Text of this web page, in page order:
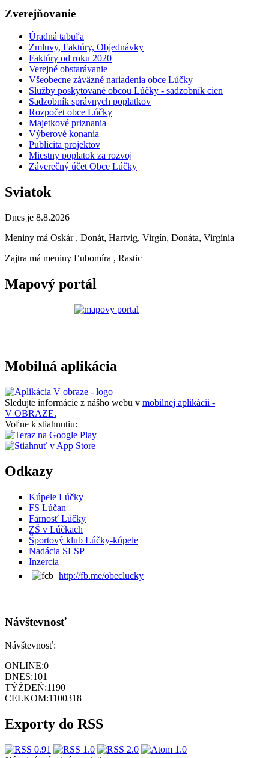
Zverejňovanie
Úradná tabuľa
Zmluvy, Faktúry, Objednávky
Faktúry od roku 2020
Verejné obstarávanie
Všeobecne záväzné nariadenia obce Lúčky
Služby poskytované obcou Lúčky - sadzobník cien
Sadzobník správnych poplatkov
Rozpočet obce Lúčky
Majetkové priznania
Výberové konania
Publicita projektov
Miestny poplatok za rozvoj
Záverečný účet Obce Lúčky
Sviatok
Dnes je 8.8.2026
Meniny má Oskár , Donát, Hartvig, Virgín, Donáta, Virgínia
Zajtra má meniny Ľubomíra , Rastic
Mapový portál
Mobilná aplikácia
Sledujte informácie z nášho webu v mobilnej aplikácii -
V OBRAZE.
Voľne k stiahnutiu:
Odkazy
Kúpele Lúčky
FS Lúčan
Farnosť Lúčky
ZŠ v Lúčkach
Športový klub Lúčky-kúpele
Nadácia SLSP
Inzercia
http://fb.me/obeclucky
Návštevnosť
Návštevnosť:
ONLINE:0
DNES:101
TÝŽDEŇ:1190
CELKOM:1100318
Exporty do RSS